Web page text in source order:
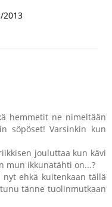
2013
hemmetit ne nimeltään
söpöset! Varsinkin kun
jouluttaa kun kävi
mun ikkunatähti on...?
nyt ehkä kuitenkaan tällä
tänne tuolinmutkaan